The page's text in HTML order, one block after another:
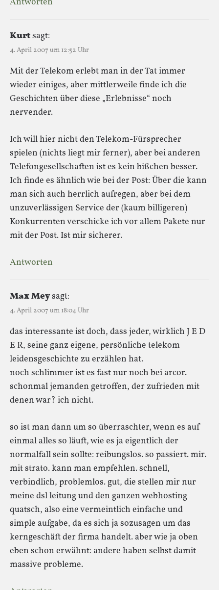
Kurtsagt:
4. April 2007 um 12:52 Uhr
Mit der Telekom erlebt man in der Tat immer
wieder einiges, aber mittlerweile finde ich die
Geschichten über diese „Erlebnisse“ noch
nervender.
Ich will hier nicht den Telekom-Fürsprecher
spielen (nichts liegt mir ferner), aber bei anderen
Telefongesellschaften ist es kein bißchen besser.
Ich finde es ähnlich wie bei der Post: Über die kann
man sich auch herrlich aufregen, aber bei dem
unzuverlässigen Service der (kaum billigeren)
Konkurrenten verschicke ich vor allem Pakete nur
mit der Post. Ist mir sicherer.
Antworten
Max Meysagt:
4. April 2007 um 18:04 Uhr
das interessante ist doch, dass jeder, wirklich J E D
E R, seine ganz eigene, persönliche telekom
leidensgeschichte zu erzählen hat.
noch schlimmer ist es fast nur noch bei arcor.
schonmal jemanden getroffen, der zufrieden mit
denen war? ich nicht.
so ist man dann um so überraschter, wenn es auf
einmal alles so läuft, wie es ja eigentlich der
normalfall sein sollte: reibungslos. so passiert. mir.
mit strato. kann man empfehlen. schnell,
verbindlich, problemlos. gut, die stellen mir nur
meine dsl leitung und den ganzen webhosting
quatsch, also eine vermeintlich einfache und
simple aufgabe, da es sich ja sozusagen um das
kerngeschäft der firma handelt. aber wie ja oben
eben schon erwähnt: andere haben selbst damit
massive probleme.